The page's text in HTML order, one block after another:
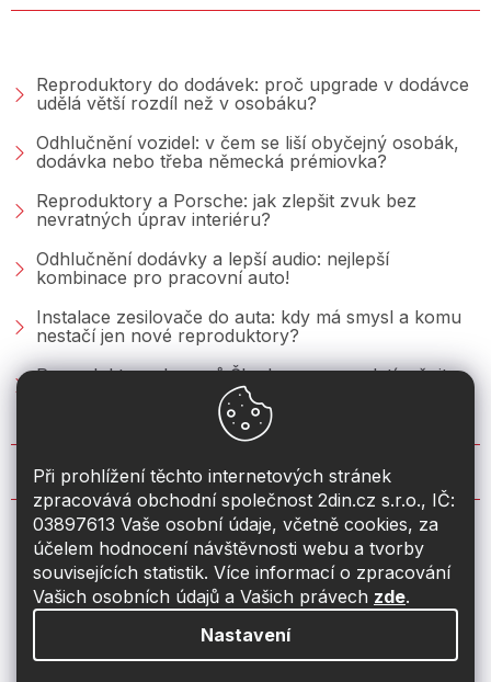
Při prohlížení těchto internetových stránek
zpracovává obchodní společnost 2din.cz s.r.o., IČ:
03897613 Vaše osobní údaje, včetně cookies, za
účelem hodnocení návštěvnosti webu a tvorby
souvisejících statistik. Více informací o zpracování
Vašich osobních údajů a Vašich právech zde.
Nastavení
Reproduktory do dodávek: proč upgrade v dodávce
udělá větší rozdíl než v osobáku?
Odhlučnění vozidel: v čem se liší obyčejný osobák,
dodávka nebo třeba německá prémiovka?
Reproduktory a Porsche: jak zlepšit zvuk bez
nevratných úprav interiéru?
Odhlučnění dodávky a lepší audio: nejlepší
kombinace pro pracovní auto!
Instalace zesilovače do auta: kdy má smysl a komu
nestačí jen nové reproduktory?
Reproduktory do vozů Škoda: co se vyplatí měnit u
Fabie, Octavie a Superbu?
KONTAKT
info@2din.cz
774 19 55 33